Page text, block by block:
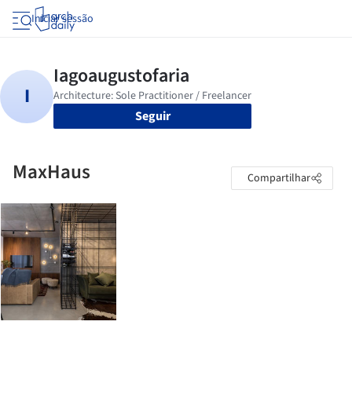
Iniciar sessão
Seguir
MaxHaus Compartilhar